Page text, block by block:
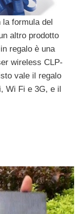
la formula del
altro prodotto
regalo è una
wireless CLP-
vale il regalo
Wi Fi e 3G, e il